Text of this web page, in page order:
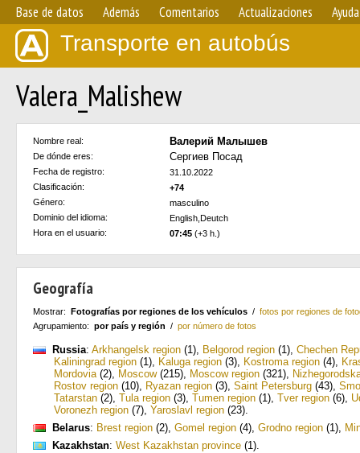
Base de datos Además Comentarios Actualizaciones Ayuda
Transporte en autobús
Valera_Malishew
Nombre real: Валерий Малышев
De dónde eres: Сергиев Посад
Fecha de registro:
31.10.2022
Clasificación:
+74
Género:
masculino
Dominio del idioma:
English,Deutch
Hora en el usuario:
07:45 (+3 h.)
Geografía
Mostrar: Fotografías por regiones de los vehículos / fotos por regiones de
Agrupamiento: por país y región / por número de fotos
Russia: Arkhangelsk region (1), Belgorod region (1), Chechen
Kaliningrad region (1), Kaluga region (3), Kostroma region (4),
Mordovia(2), Moscow(215), Moscow region (321),
Rostov region (10), Ryazan region (3), Saint Petersburg (43),
Tatarstan (2), Tula region (3), Tumen region (1), Tver region (6),
Voronezh region (7), Yaroslavl region (23).
Belarus: Brest region (2), Gomel region (4), Grodno region (1),
Kazakhstan: West Kazakhstan province (1).